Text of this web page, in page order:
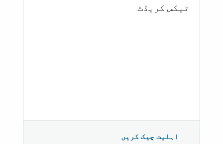
ٹیکس کریڈٹ
اہلیت چیک کریں